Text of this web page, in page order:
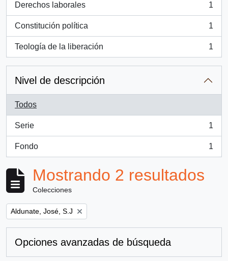
Derechos laborales
, 1 resultados
1
Constitución política
, 1 resultados
1
Teología de la liberación
, 1 resultados
1
Nivel de descripción
Todos
Serie
, 1 resultados
1
Fondo
, 1 resultados
1
Mostrando 2 resultados
Colecciones
Remove filter:
Aldunate, José, S.J
Opciones avanzadas de búsqueda